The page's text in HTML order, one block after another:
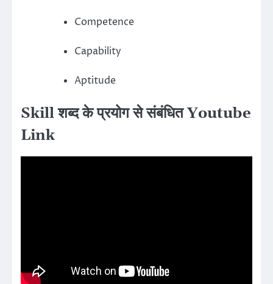
Competence
Capability
Aptitude
Skill शब्द के प्रयोग से संबंधित Youtube
Link